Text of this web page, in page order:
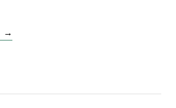
« Oh,